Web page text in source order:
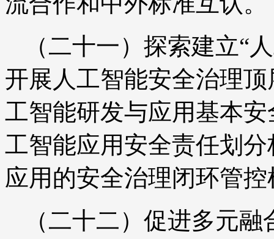
（二十一）探索建立“
开展人工智能安全治理
工智能研发与应用基本
工智能应用安全责任划
应用的安全治理闭环管
（二十二）促进多元